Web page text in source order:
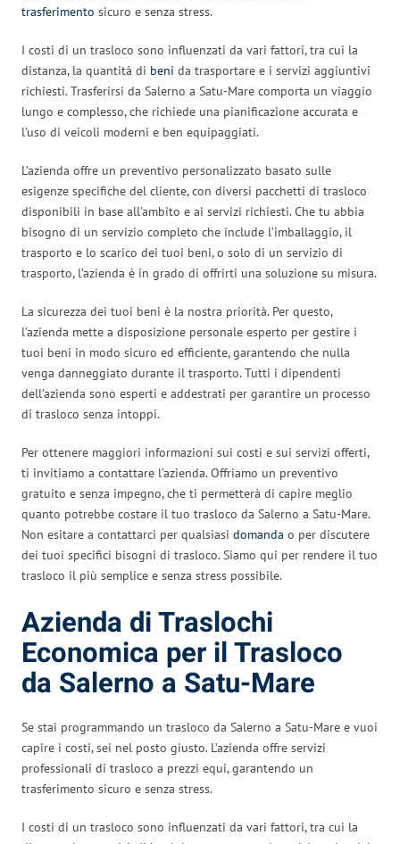
trasferimento sicuro e senza stress.
I costi di un trasloco sono influenzati da vari fattori, tra cui la
distanza, la quantità di beni da trasportare e i servizi aggiuntivi
richiesti. Trasferirsi da Salerno a Satu-Mare comporta un viaggio
lungo e complesso, che richiede una pianificazione accurata e
l’uso di veicoli moderni e ben equipaggiati.
L’azienda offre un preventivo personalizzato basato sulle
esigenze specifiche del cliente, con diversi pacchetti di trasloco
disponibili in base all’ambito e ai servizi richiesti. Che tu abbia
bisogno di un servizio completo che include l’imballaggio, il
trasporto e lo scarico dei tuoi beni, o solo di un servizio di
trasporto, l’azienda è in grado di offrirti una soluzione su misura.
La sicurezza dei tuoi beni è la nostra priorità. Per questo,
l’azienda mette a disposizione personale esperto per gestire i
tuoi beni in modo sicuro ed efficiente, garantendo che nulla
venga danneggiato durante il trasporto. Tutti i dipendenti
dell’azienda sono esperti e addestrati per garantire un processo
di trasloco senza intoppi.
Per ottenere maggiori informazioni sui costi e sui servizi offerti,
ti invitiamo a contattare l’azienda. Offriamo un preventivo
gratuito e senza impegno, che ti permetterà di capire meglio
quanto potrebbe costare il tuo trasloco da Salerno a Satu-Mare.
Non esitare a contattarci per qualsiasi domanda o per discutere
dei tuoi specifici bisogni di trasloco. Siamo qui per rendere il tuo
trasloco il più semplice e senza stress possibile.
Azienda di Traslochi
Economica per il Trasloco
da Salerno a Satu-Mare
Se stai programmando un trasloco da Salerno a Satu-Mare e vuoi
capire i costi, sei nel posto giusto. L’azienda offre servizi
professionali di trasloco a prezzi equi, garantendo un
trasferimento sicuro e senza stress.
I costi di un trasloco sono influenzati da vari fattori, tra cui la